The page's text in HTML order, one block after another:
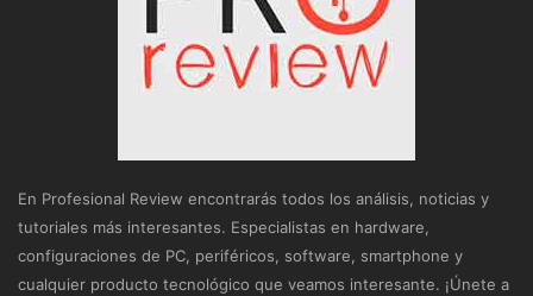
En Profesional Review encontrarás todos los análisis, noticias y
tutoriales más interesantes. Especialistas en hardware,
configuraciones de PC, periféricos, software, smartphone y
cualquier producto tecnológico que veamos interesante. ¡Únete a